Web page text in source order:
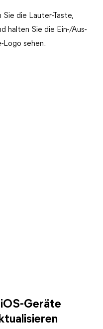
Sie die Lauter-Taste,
halten Sie die Ein-/Aus-
Logo sehen.
iOS-Geräte